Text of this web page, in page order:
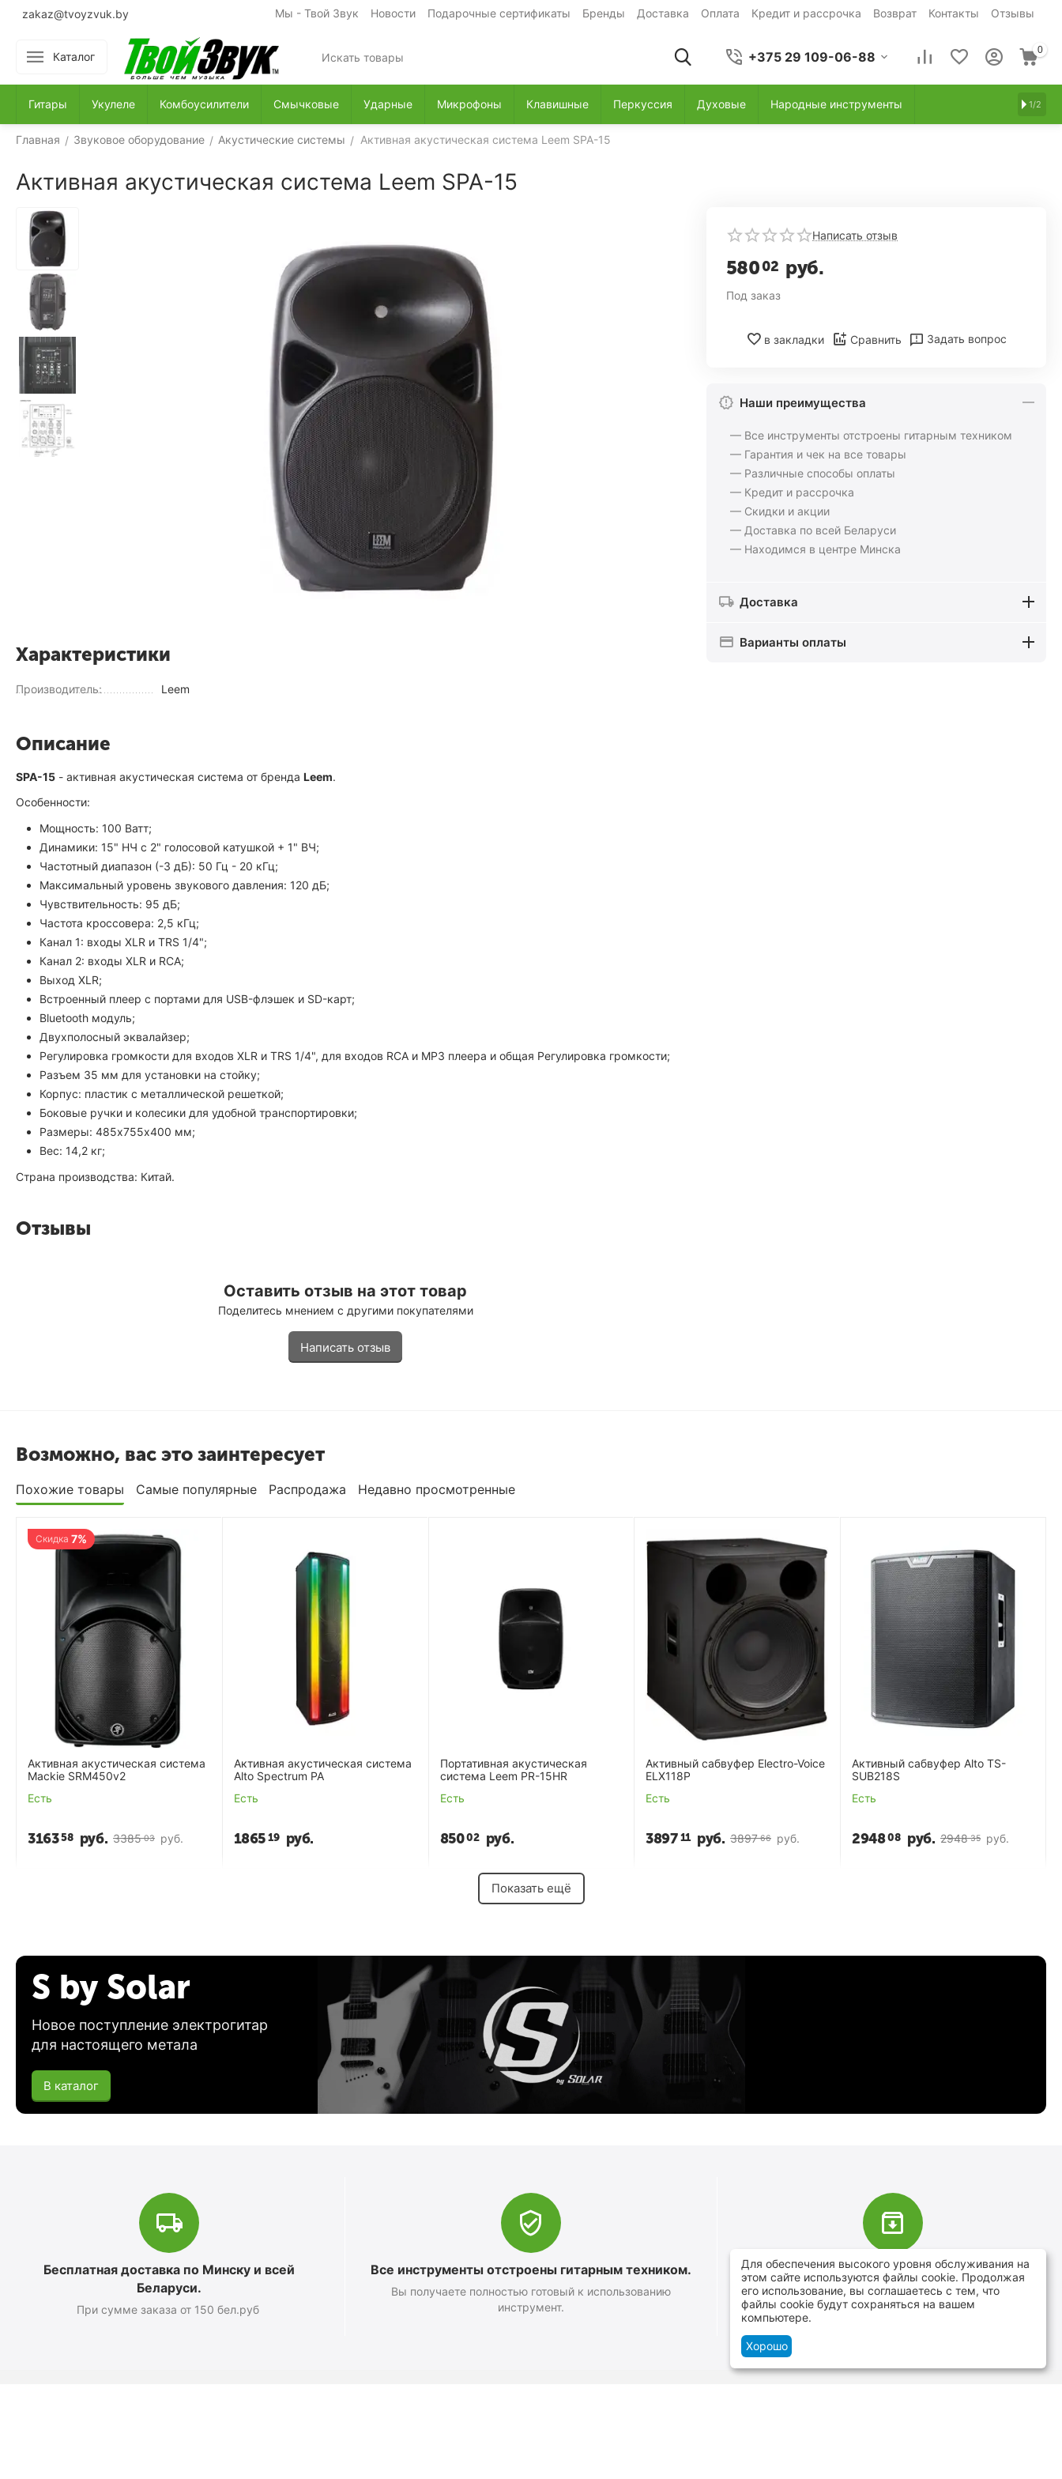
zakaz@tvoyzvuk.by Мы - Твой Звук Новости Подарочные сертификаты Бренды Доставка Оплата Кредит и рассрочка Возврат Контакты Отзывы
Каталог +375 29 109-06-88 0
Гитары Укулеле Комбоусилители Смычковые Ударные Микрофоны Клавишные Перкуссия Духовые Народные инструменты 1/2
Главная / Звуковое оборудование / Акустические системы / Активная акустическая система Leem SPA-15
Активная акустическая система Leem SPA-15
Написать отзыв
58002 руб.
Под заказ
в закладки Сравнить Задать вопрос
Наши преимущества
— Все инструменты отстроены гитарным техником
— Гарантия и чек на все товары
— Различные способы оплаты
— Кредит и рассрочка
— Скидки и акции
— Доставка по всей Беларуси
— Находимся в центре Минска
Доставка
Варианты оплаты
Характеристики
Производитель: Leem
Описание
SPA-15 - активная акустическая система от бренда Leem.
Особенности:
Мощность: 100 Ватт;
Динамики: 15" НЧ с 2" голосовой катушкой + 1" ВЧ;
Частотный диапазон (-3 дБ): 50 Гц - 20 кГц;
Максимальный уровень звукового давления: 120 дБ;
Чувствительность: 95 дБ;
Частота кроссовера: 2,5 кГц;
Канал 1: входы XLR и TRS 1/4";
Канал 2: входы XLR и RCA;
Выход XLR;
Встроенный плеер с портами для USB-флэшек и SD-карт;
Bluetooth модуль;
Двухполосный эквалайзер;
Регулировка громкости для входов XLR и TRS 1/4", для входов RCA и MP3 плеера и общая Регулировка громкости;
Разъем 35 мм для установки на стойку;
Корпус: пластик с металлической решеткой;
Боковые ручки и колесики для удобной транспортировки;
Размеры: 485х755х400 мм;
Вес: 14,2 кг;
Страна производства: Китай.
Отзывы
Оставить отзыв на этот товар
Поделитесь мнением с другими покупателями
Написать отзыв
Возможно, вас это заинтересует
Похожие товары Самые популярные Распродажа Недавно просмотренные
Скидка 7%
Активная акустическая система
Mackie SRM450v2
Есть
3385 03 руб.
316358 руб.
Активная акустическая система
Alto Spectrum PA
Есть
186519 руб.
Портативная акустическая
система Leem PR-15HR
Есть
85002 руб.
Активный сабвуфер Electro-Voice
ELX118P
Есть
3897 66 руб.
3897 11 руб.
Активный сабвуфер Alto TS-
SUB218S
Есть
2948 35 руб.
294808 руб.
Показать ещё
S by Solar
Новое поступление электрогитар
для настоящего метала
В каталог
Бесплатная доставка по Минску и всей
Беларуси.
При сумме заказа от 150 бел.руб
Все инструменты отстроены гитарным техником.
Вы получаете полностью готовый к использованию
инструмент.
В наличии более 4000 наименований
товаров
От расходников до сценического оборудования
Для обеспечения высокого уровня обслуживания на
этом сайте используются файлы cookie. Продолжая
его использование, вы соглашаетесь с тем, что
файлы cookie будут сохраняться на вашем
компьютере.
Хорошо